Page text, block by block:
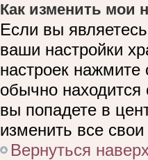
Как изменить мои
Если вы
ваши настройки
настроек нажмите
обычно
вы попадете в
изменить все свои
Вернуться